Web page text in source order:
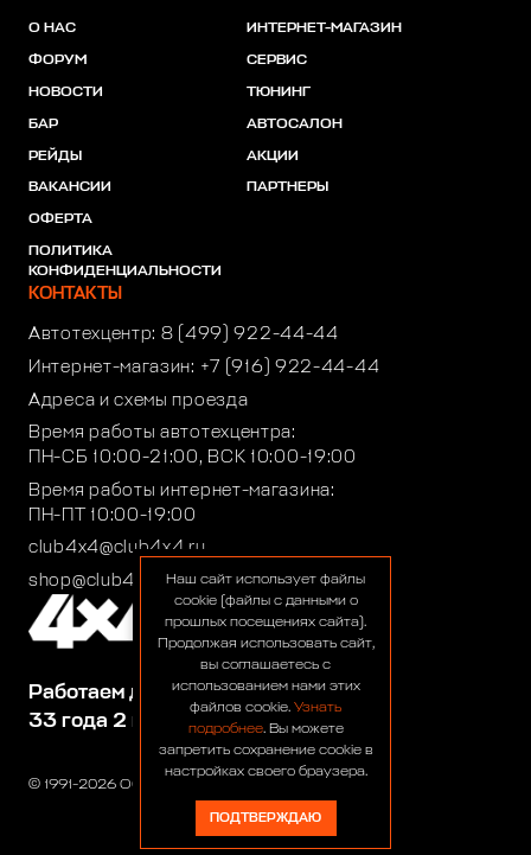
© 1991-2026 ООО «Сервис 4х4»
Работаем для вас:
33 года 2 месяца 24 дня
О НАС
ФОРУМ
НОВОСТИ
БАР
РЕЙДЫ
ВАКАНСИИ
ОФЕРТА
ПОЛИТИКА
КОНФИДЕНЦИАЛЬНОСТИ
ИНТЕРНЕТ-МАГАЗИН
СЕРВИС
ТЮНИНГ
АВТОСАЛОН
АКЦИИ
ПАРТНЕРЫ
КОНТАКТЫ
Автотехцентр: 8 (499) 922-44-44
Интернет-магазин: +7 (916) 922-44-44
Адреса и схемы проезда
Время работы автотехцентра:
ПН-СБ 10:00-21:00, ВСК 10:00-19:00
Время работы интернет-магазина:
ПН-ПТ 10:00-19:00
club4x4@club4x4.ru
shop@club4x4.ruНаш сайт использует файлы
cookie (файлы с данными о
прошлых посещениях сайта).
Продолжая использовать сайт,
вы соглашаетесь с
использованием нами этих
файлов cookie. Узнать
подробнее. Вы можете
запретить сохранение cookie в
настройках своего браузера.
ПОДТВЕРЖДАЮ